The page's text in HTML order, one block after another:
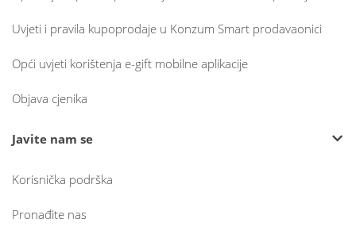
Uvjeti i pravila kupoprodaje u Konzum Smart prodavaonici
Opći uvjeti korištenja e-gift mobilne aplikacije
Objava cjenika
Javite nam se
Korisnička podrška
Pronađite nas